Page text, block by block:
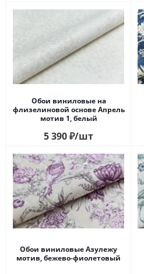
Обои виниловые на
флизелиновой основе Апрель
мотив 1, белый
5 390₽/шт
Обои виниловые Азулежу
мотив, бежево-фиолетовый